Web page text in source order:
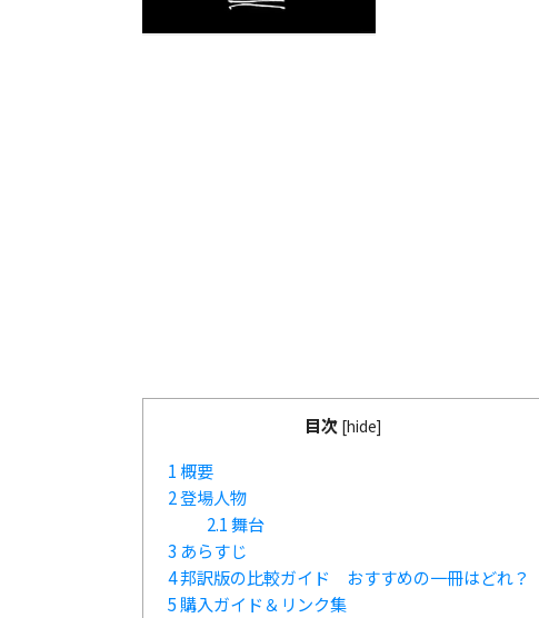
目次 [hide]
1概要
2登場人物
2.1舞台
3 あらすじ
4邦訳版の比較ガイド おすすめの一冊はどれ？
5 購入ガイド＆リンク集